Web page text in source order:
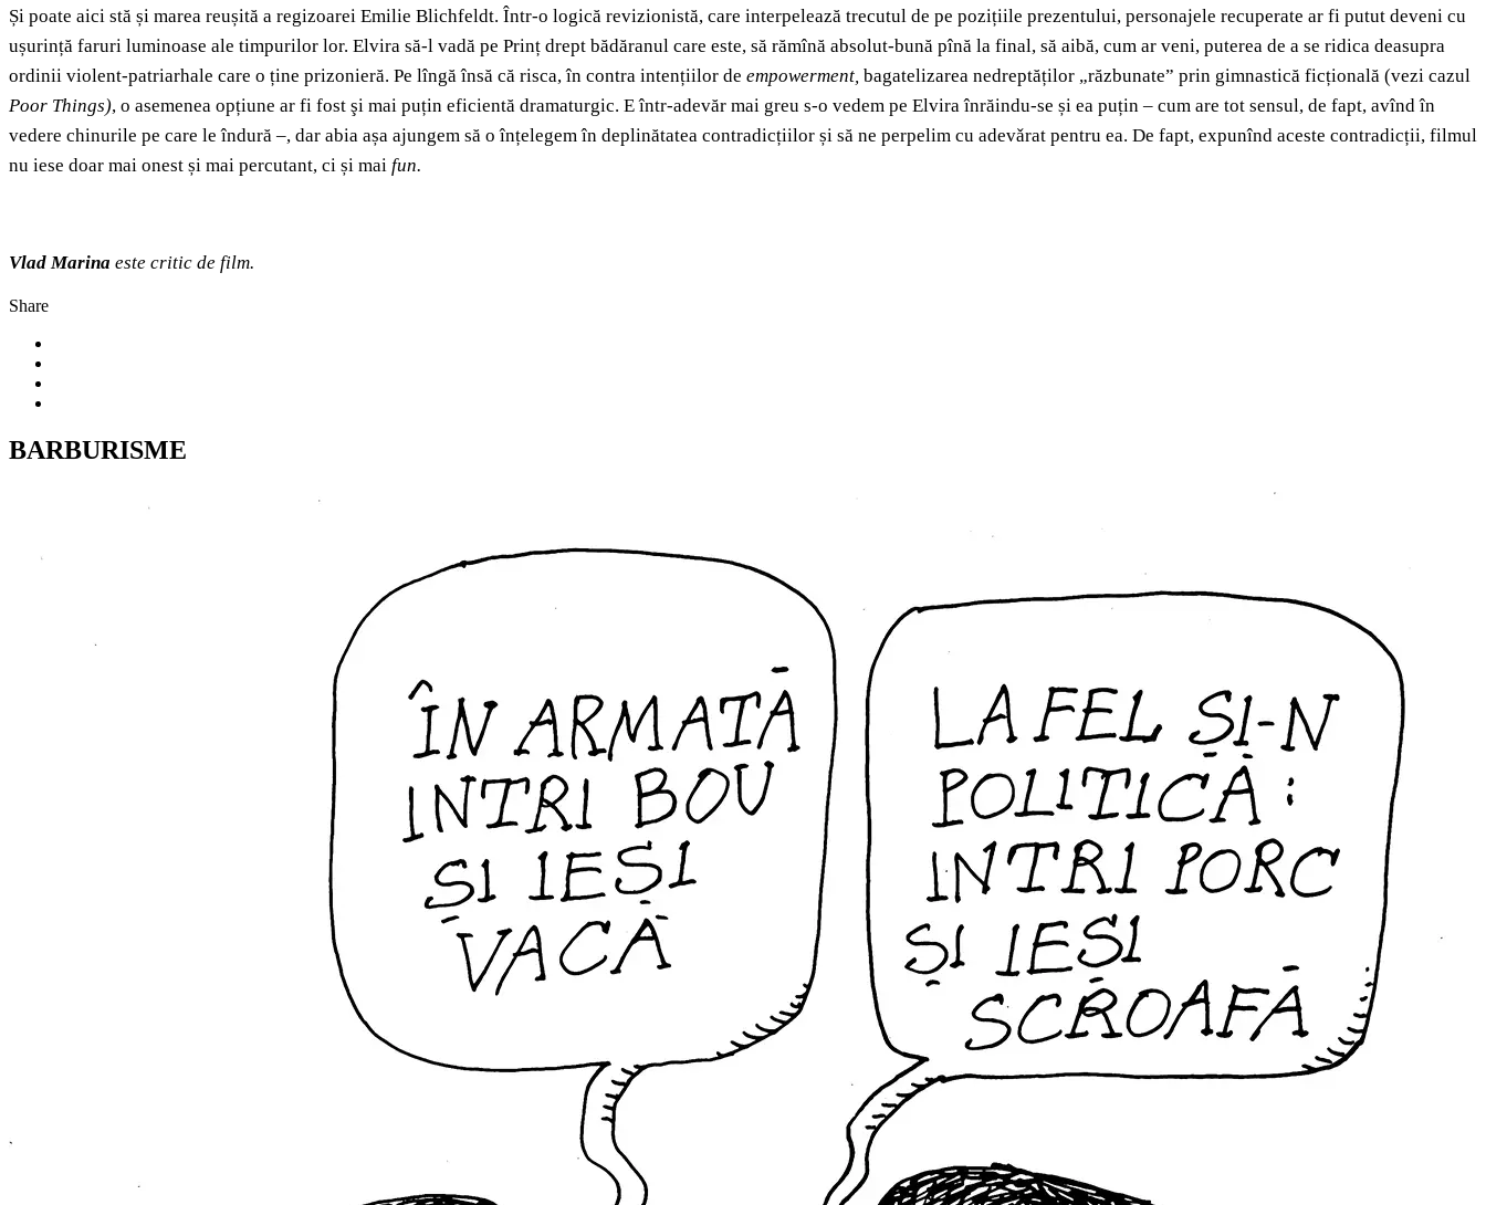
Și poate aici stă și marea reușită a regizoarei Emilie Blichfeldt. Într-o logică revizionistă, care interpelează trecutul de pe pozițiile prezentului, personajele recuperate ar fi putut deveni cu
ușurință faruri luminoase ale timpurilor lor. Elvira să-l vadă pe Prinț drept bădăranul care este, să rămînă absolut-bună pînă la final, să aibă, cum ar veni, puterea de a se ridica deasupra
ordinii violent-patriarhale care o ține prizonieră. Pe lîngă însă că risca, în contra intențiilor de empowerment, bagatelizarea nedreptăților „răzbunate” prin gimnastică ficțională (vezi cazul
Poor Things), o asemenea opțiune ar fi fost şi mai puțin eficientă dramaturgic. E într-adevăr mai greu s-o vedem pe Elvira înrăindu-se și ea puțin – cum are tot sensul, de fapt, avînd în
vedere chinurile pe care le îndură –, dar abia așa ajungem să o înțelegem în deplinătatea contradicțiilor și să ne perpelim cu adevǎrat pentru ea. De fapt, expunînd aceste contradicții, filmul
nu iese doar mai onest și mai percutant, ci și mai fun.
Vlad Marina este critic de film.
Share
BARBURISME